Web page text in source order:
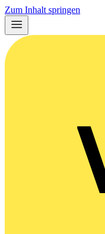
Zum Inhalt springen